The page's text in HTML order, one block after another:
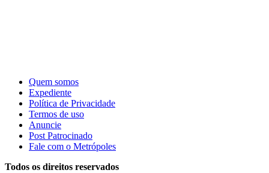
Quem somos
Expediente
Política de Privacidade
Termos de uso
Anuncie
Post Patrocinado
Fale com o Metrópoles
Todos os direitos reservados